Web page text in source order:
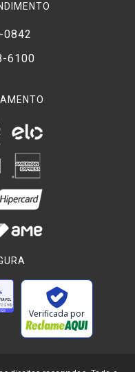
0842
6100
Verificada por